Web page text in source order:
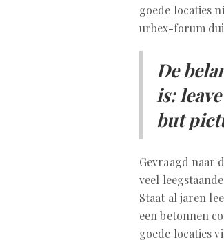
goede locaties
urbex-forum
De
is:
but
Gevraagd naar
veel
Staat al jaren
een betonnen
goede locaties